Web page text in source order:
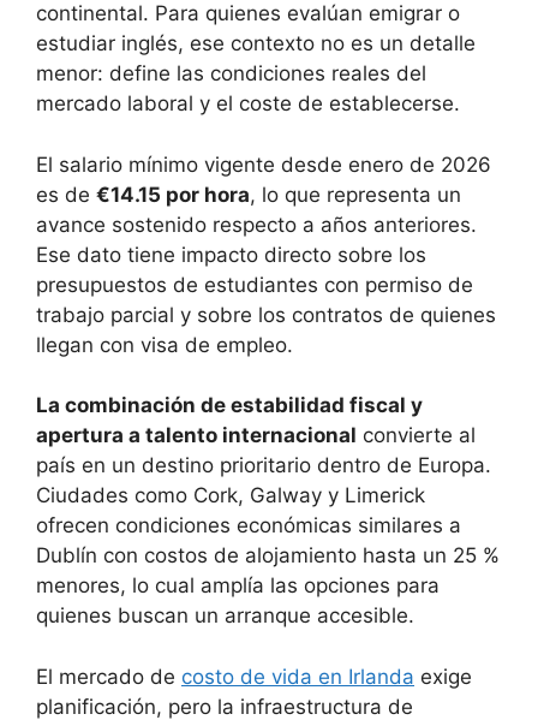
continental. Para quienes evalúan emigrar o
estudiar inglés, ese contexto no es un detalle
menor: define las condiciones reales del
mercado laboral y el coste de establecerse.
El salario mínimo vigente desde enero de 2026
es de €14.15 por hora, lo que representa un
avance sostenido respecto a años anteriores.
Ese dato tiene impacto directo sobre los
presupuestos de estudiantes con permiso de
trabajo parcial y sobre los contratos de quienes
llegan con visa de empleo.
La combinación de estabilidad fiscal y
apertura a talento internacional convierte al
país en un destino prioritario dentro de Europa.
Ciudades como Cork, Galway y Limerick
ofrecen condiciones económicas similares a
Dublín con costos de alojamiento hasta un 25 %
menores, lo cual amplía las opciones para
quienes buscan un arranque accesible.
El mercado de costo de vida en Irlanda exige
planificación, pero la infraestructura de